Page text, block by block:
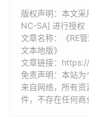
版权声明：本文
NC-SA] 进行授权
文章名称：《RE
文本地版》
文章链接：
免责声明：本站
来自网络，所有
件，不存在任何商